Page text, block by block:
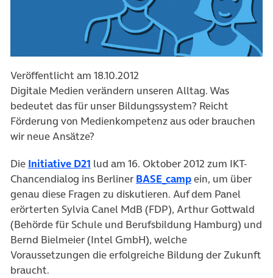
Veröffentlicht am 18.10.2012
Digitale Medien verändern unseren Alltag. Was
bedeutet das für unser Bildungssystem? Reicht
Förderung von Medienkompetenz aus oder brauchen
wir neue Ansätze?
Die Initiative D21 lud am 16. Oktober 2012 zum IKT-
Chancendialog ins Berliner BASE_campein, um über
genau diese Fragen zu diskutieren. Auf dem Panel
erörterten Sylvia Canel MdB (FDP), Arthur Gottwald
(Behörde für Schule und Berufsbildung Hamburg) und
Bernd Bielmeier (Intel GmbH), welche
Voraussetzungen die erfolgreiche Bildung der Zukunft
braucht.